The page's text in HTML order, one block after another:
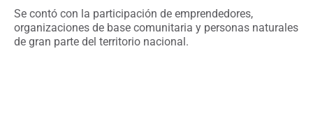
Se contó con la participación de emprendedores,
organizaciones de base comunitaria y personas naturales
de gran parte del territorio nacional.